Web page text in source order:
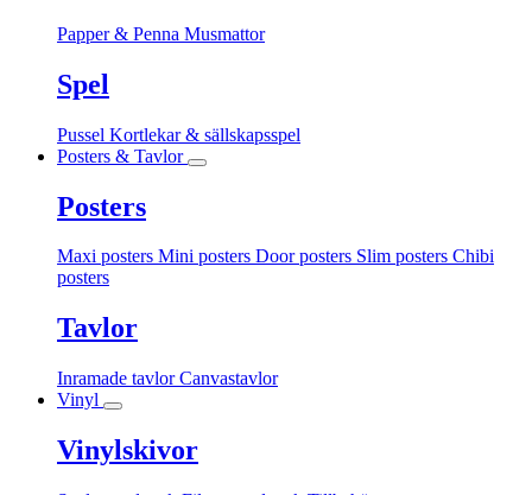
Papper & Penna Musmattor
Spel
Pussel Kortlekar & sällskapsspel
Posters & Tavlor
Posters
Maxi posters Mini posters Door posters Slim posters Chibi
posters
Tavlor
Inramade tavlorCanvastavlor
Vinyl
Vinylskivor